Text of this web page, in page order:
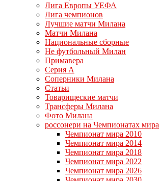
Лига Европы УЕФА
Лига чемпионов
Лучшие матчи Милана
Матчи Милана
Национальные сборные
Не футбольный Милан
Примавера
Серия А
Соперники Милана
Статьи
Товарищеские матчи
Трансферы Милана
Фото Милана
россонери на Чемпионатах мира
Чемпионат мира 2010
Чемпионат мира 2014
Чемпионат мира 2018
Чемпионат мира 2022
Чемпионат мира 2026